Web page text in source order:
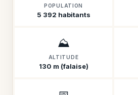
POPULATION
5 392 habitants
⛰️
ALTITUDE
130 m (falaise)